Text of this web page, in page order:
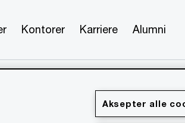
Kontorer Karriere Alumni
til PwC-nettverket og/eller en eller
Aksepter alle